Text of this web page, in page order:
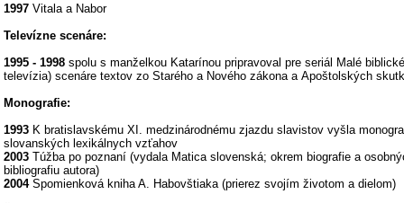
1997 Vitala a Nabor
Televízne scenáre:
1995 - 1998 spolu s manželkou Katarínou pripravoval pre seriál Malé
televízia) scenáre textov zo Starého a Nového zákona a Apoštolských
Monografie:
1993 K bratislavskému XI. medzinárodnému zjazdu slavistov vyšla
slovanských lexikálnych vzťahov
2003 Túžba po poznaní (vydala Matica slovenská; okrem biografie a
bibliografiu autora)
2004Spomienková kniha A. Habovštiaka (prierez svojím životom a dielom)